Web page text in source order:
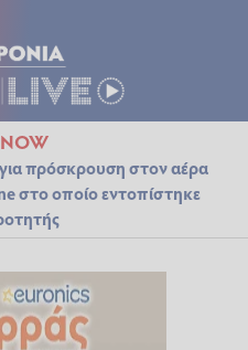
πρόσκρουση στον αέρα
στο οποίο εντοπίστηκε